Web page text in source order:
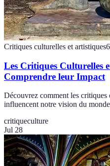
Critiques culturelles et artistiques6
Les Critiques Culturelles
Comprendre leur Impact
Découvrez comment les critiques
influencent notre vision du
critiqueculture
Jul 28